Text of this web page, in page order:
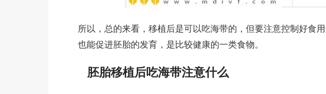
所以，总的来看，移植后是可以吃海带的，但要注意控制好食
也能促进胚胎的发育，是比较健康的一类食物。
胚胎移植后吃海带注意什么